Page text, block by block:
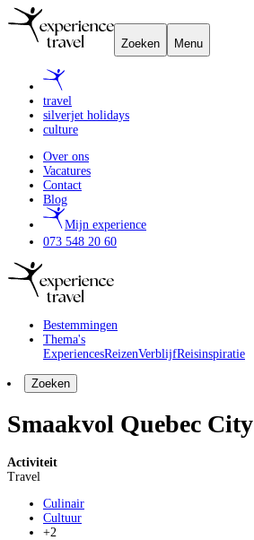
Zoeken Menu
travel
silverjet holidays
culture
Over ons
Vacatures
Contact
Blog
Mijn experience
073 548 20 60
Bestemmingen
Thema's
ExperiencesReizenVerblijfReisinspiratie
Zoeken
Smaakvol Quebec City
Activiteit
Travel
Culinair
Cultuur
+2